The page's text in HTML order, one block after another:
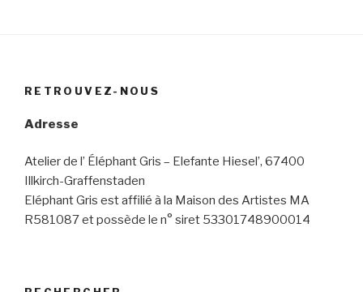
RETROUVEZ-NOUS
Adresse
Atelier de l’ Éléphant Gris – Elefante Hiesel’, 67400
Illkirch-Graffenstaden
Eléphant Gris est affilié à la Maison des Artistes MA
R581087 et possède le n° siret 53301748900014